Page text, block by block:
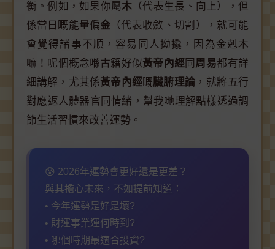
衡。例如，如果你屬木 （代表生長、向上），但
係當日嘅能量偏金 （代表收斂、切割），就可能
會覺得諸事不順，容易同人拗撬，因為金剋木
嘛！呢個概念喺古籍好似黃帝內經 同 周易都有詳
細講解，尤其係黃帝內經嘅臟腑理論 ，就將五行
對應返人體器官同情緒，幫我哋理解點樣透過調
節生活習慣來改善運勢。
😰 2026年運勢會更好還是更差？
與其擔心未來，不如提前知道：
• 今年運勢是好是壞?
• 財運事業運何時到?
• 哪個時期最適合投資?